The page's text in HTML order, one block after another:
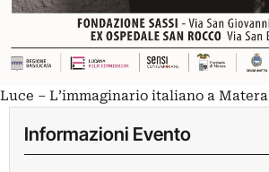
Luce – L’immaginario italiano a Matera
Informazioni Evento